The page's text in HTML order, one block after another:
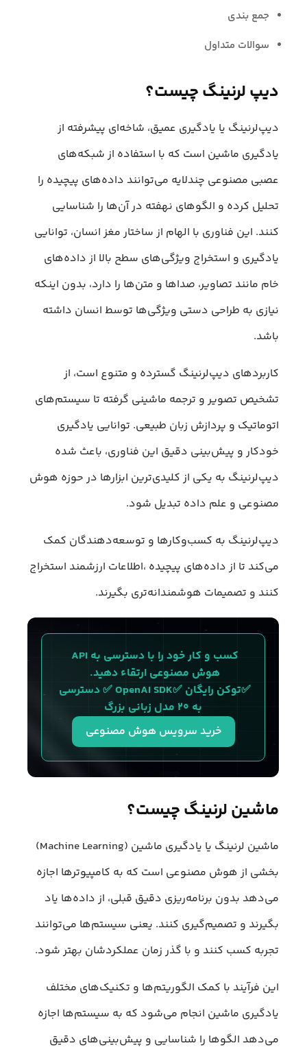
جمع بندی
سوالات متداول
دیپ لرنینگ چیست؟
دیپ‌لرنینگ یا یادگیری عمیق، شاخه‌ای پیشرفته از
یادگیری ماشین است که با استفاده از شبکه‌های
عصبی مصنوعی چندلایه می‌توانند داده‌های پیچیده را
تحلیل کرده و الگوهای نهفته در آن‌ها را شناسایی
کنند. این فناوری با الهام از ساختار مغز انسان، توانایی
یادگیری و استخراج ویژگی‌های سطح بالا از داده‌های
خام مانند تصاویر، صداها و متن‌ها را دارد، بدون اینکه
نیازی به طراحی دستی ویژگی‌ها توسط انسان داشته
باشد.
کاربردهای دیپ‌لرنینگ گسترده و متنوع است، از
تشخیص تصویر و ترجمه ماشینی گرفته تا سیستم‌های
اتوماتیک و پردازش زبان طبیعی. توانایی یادگیری
خودکار و پیش‌بینی دقیق این فناوری، باعث شده
دیپ‌لرنینگ به یکی از کلیدی‌ترین ابزارها در حوزه هوش
مصنوعی و علم داده تبدیل شود.
دیپ‌لرنینگ به کسب‌وکارها و توسعه‌دهندگان کمک
می‌کند تا از داده‌های پیچیده ،اطلاعات ارزشمند استخراج
کنند و تصمیمات هوشمندانه‌تری بگیرند.
هوش مصنوعی ارتقاء دهید.
✅توکن رایگان ✅OpenAI SDK ✅ دسترسی
به ۲۰ مدل زبانی بزرگ
خرید سرویس هوش مصنوعی
ماشین لرنینگ چیست؟
ماشین لرنینگ یا یادگیری ماشین (Machine Learning)
بخشی از هوش مصنوعی است که به کامپیوترها اجازه
می‌دهد بدون برنامه‌ریزی دقیق قبلی، از داده‌ها یاد
بگیرند و تصمیم‌گیری کنند. یعنی سیستم‌ها می‌توانند
تجربه کسب کنند و با گذر زمان عملکردشان بهتر شود.
این فرآیند با کمک الگوریتم‌ها و تکنیک‌های مختلف
یادگیری ماشین انجام می‌شود که به سیستم‌ها اجازه
می‌دهد الگوها را شناسایی و پیش‌بینی‌های دقیق